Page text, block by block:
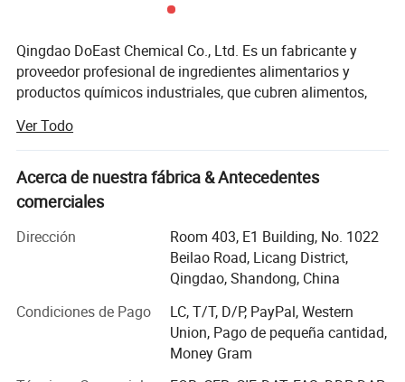
Qingdao DoEast Chemical Co., Ltd. Es un fabricante y
proveedor profesional de ingredientes alimentarios y
productos químicos industriales, que cubren alimentos,
industrias.
Desarrollo
DOEAST está situado en la hermosa ciudad costera de
Qingdao para la entrega estable y oportuna.
Desde su creación en 2015, el negocio de DOEAST ha
aumentado rápidamente, y el volumen de exportación
anual ha aumentado de 500 toneladas en 2016 a 5, 000
toneladas en 2021. Con un conocimiento profesional de
los productos, un servicio al cliente de alta calidad y una
Ver Todo
Acerca de nuestra fábrica & Antecedentes
comerciales
Dirección
Room 403, E1 Building, No. 1022
Beilao Road, Licang District,
Qingdao, Shandong, China
Condiciones de Pago
LC, T/T, D/P, PayPal, Western
Union, Pago de pequeña cantidad,
Money Gram